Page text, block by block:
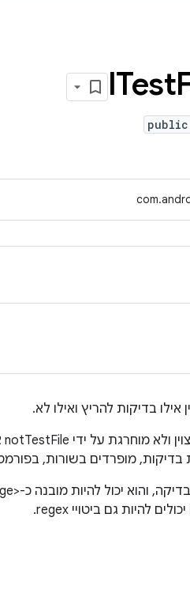
ITest
בדיקות להריץ ואילו לא.
מופרדים בשורות,